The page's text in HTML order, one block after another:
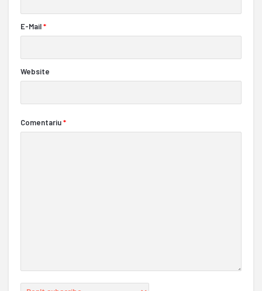
E-Mail*
Website
Comentariu*